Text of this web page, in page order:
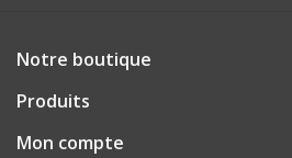
Notre boutique
Produits
Mon compte